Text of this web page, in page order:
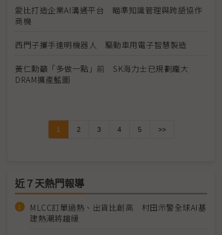
愛比打造企業AI溝通平台 瞄準知識管理與跨語協作
商機
西門子攜手達明機器人 驅動車用電子智慧製造
黃仁勳籲「多做一點」前 SK海力士已規劃龐大
DRAM擴產藍圖
1 2 3 4 5 >>
近７天熱門報導
MLCC訂單過熱、出貨比創高 村田示警全球AI基
建熱潮將趨緩